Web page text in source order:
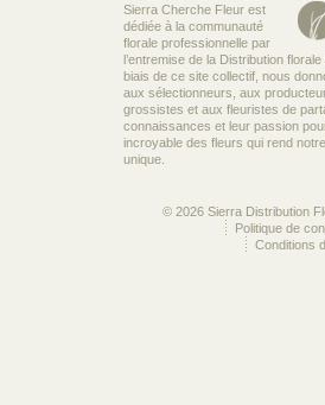
Sierra Cherche Fleur est
dédiée à la communauté
florale professionnelle par
l’entremise de la Distribution
biais de ce site collectif, nous
aux sélectionneurs, aux
grossistes et aux fleuristes de
connaissances et leur passion
incroyable des fleurs qui rend
unique.
© 2026 Sierra Distribution
Politique de
Conditions